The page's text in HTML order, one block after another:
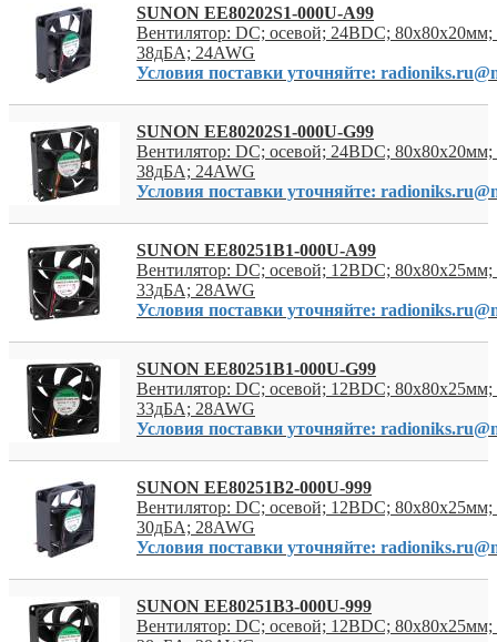
SUNON EE80202S1-000U-A99
Вентилятор: DC; осевой; 24ВDC; 80x80x20мм;
38дБА; 24AWG
Условия поставки уточняйте:
SUNON EE80202S1-000U-G99
Вентилятор: DC; осевой; 24ВDC; 80x80x20мм;
38дБА; 24AWG
Условия поставки уточняйте:
SUNON EE80251B1-000U-A99
Вентилятор: DC; осевой; 12ВDC; 80x80x25мм;
33дБА; 28AWG
Условия поставки уточняйте:
SUNON EE80251B1-000U-G99
Вентилятор: DC; осевой; 12ВDC; 80x80x25мм;
33дБА; 28AWG
Условия поставки уточняйте:
SUNON EE80251B2-000U-999
Вентилятор: DC; осевой; 12ВDC; 80x80x25мм;
30дБА; 28AWG
Условия поставки уточняйте:
SUNON EE80251B3-000U-999
Вентилятор: DC; осевой; 12ВDC; 80x80x25мм;